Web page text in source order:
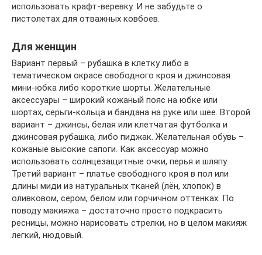
использовать крафт-веревку. И не забудьте о
пистолетах для отважных ковбоев.
Для женщин
Вариант первый – рубашка в клетку либо в
тематическом окрасе свободного кроя и джинсовая
мини-юбка либо короткие шорты. Желательные
аксессуары – широкий кожаный пояс на юбке или
шортах, серьги-кольца и бандана на руке или шее. Второй
вариант – джинсы, белая или клетчатая футболка и
джинсовая рубашка, либо пиджак. Желательная обувь –
кожаные высокие сапоги. Как аксессуар можно
использовать солнцезащитные очки, перья и шляпу.
Третий вариант – платье свободного кроя в пол или
длины миди из натуральных тканей (лён, хлопок) в
оливковом, сером, белом или горчичном оттенках. По
поводу макияжа – достаточно просто подкрасить
ресницы, можно нарисовать стрелки, но в целом макияж
легкий, нюдовый.